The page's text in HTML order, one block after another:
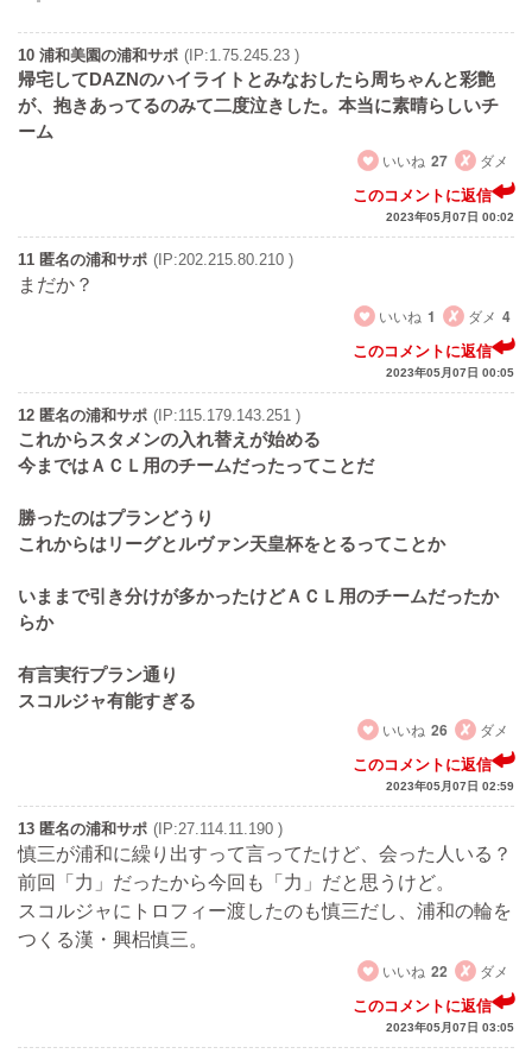
10 浦和美園の浦和サポ (IP:1.75.245.23 )
帰宅してDAZNのハイライトとみなおしたら周ちゃんと彩艶
が、抱きあってるのみて二度泣きした。本当に素晴らしいチ
ーム
いいね 27 ダメ
このコメントに返信
2023年05月07日 00:02
11 匿名の浦和サポ (IP:202.215.80.210 )
まだか？
いいね 1 ダメ 4
このコメントに返信
2023年05月07日 00:05
12 匿名の浦和サポ (IP:115.179.143.251 )
これからスタメンの入れ替えが始める
今まではＡＣＬ用のチームだったってことだ
勝ったのはプランどうり
これからはリーグとルヴァン天皇杯をとるってことか
いままで引き分けが多かったけどＡＣＬ用のチームだったか
らか
有言実行プラン通り
スコルジャ有能すぎる
いいね 26 ダメ
このコメントに返信
2023年05月07日 02:59
13 匿名の浦和サポ (IP:27.114.11.190 )
慎三が浦和に繰り出すって言ってたけど、会った人いる？
前回「力」だったから今回も「力」だと思うけど。
スコルジャにトロフィー渡したのも慎三だし、浦和の輪を
つくる漢・興梠慎三。
いいね 22 ダメ
このコメントに返信
2023年05月07日 03:05